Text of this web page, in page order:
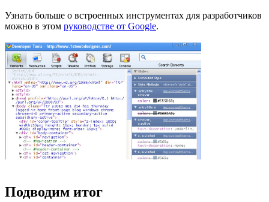
Узнать больше о встроенных инструментах для разработчиков
можно в этом руководстве от Google.
Подводим итог